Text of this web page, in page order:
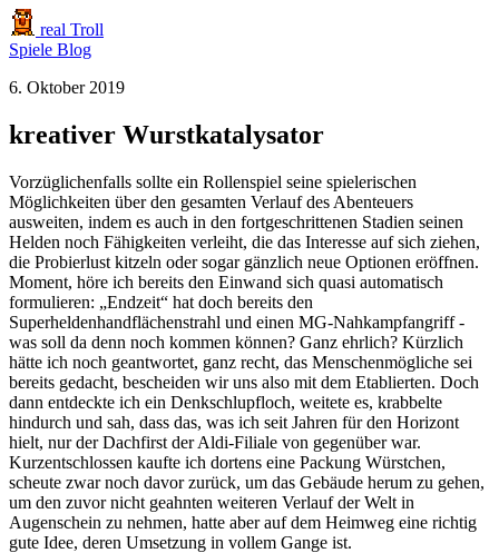
real Troll
Spiele Blog
6. Oktober 2019
kreativer Wurstkatalysator
Vorzüglichenfalls sollte ein Rollenspiel seine spielerischen
Möglichkeiten über den gesamten Verlauf des Abenteuers
ausweiten, indem es auch in den fortgeschrittenen Stadien seinen
Helden noch Fähigkeiten verleiht, die das Interesse auf sich ziehen,
die Probierlust kitzeln oder sogar gänzlich neue Optionen eröffnen.
Moment, höre ich bereits den Einwand sich quasi automatisch
formulieren: „Endzeit“ hat doch bereits den
Superheldenhandflächenstrahl und einen MG-Nahkampfangriff -
was soll da denn noch kommen können? Ganz ehrlich? Kürzlich
hätte ich noch geantwortet, ganz recht, das Menschenmögliche sei
bereits gedacht, bescheiden wir uns also mit dem Etablierten. Doch
dann entdeckte ich ein Denkschlupfloch, weitete es, krabbelte
hindurch und sah, dass das, was ich seit Jahren für den Horizont
hielt, nur der Dachfirst der Aldi-Filiale von gegenüber war.
Kurzentschlossen kaufte ich dortens eine Packung Würstchen,
scheute zwar noch davor zurück, um das Gebäude herum zu gehen,
um den zuvor nicht geahnten weiteren Verlauf der Welt in
Augenschein zu nehmen, hatte aber auf dem Heimweg eine richtig
gute Idee, deren Umsetzung in vollem Gange ist.